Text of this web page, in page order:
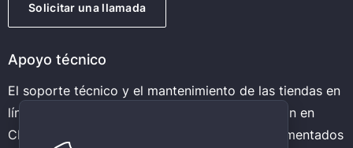
Solicitar una llamada
Apoyo técnico
El soporte técnico y el mantenimiento de las tiendas en
línea de repuestos para automóviles que operan en
CMS Docpart lo llevan a cabo nuestros experimentados